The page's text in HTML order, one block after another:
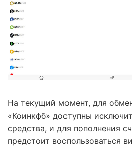
На текущий момент, для
«Коинкфб» доступны
средства, и для пополнения
предстоит воспользоваться